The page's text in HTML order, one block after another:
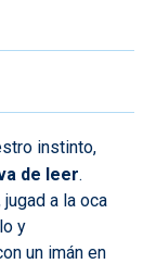
instinto,
de leer.
a la oca
y
un imán en